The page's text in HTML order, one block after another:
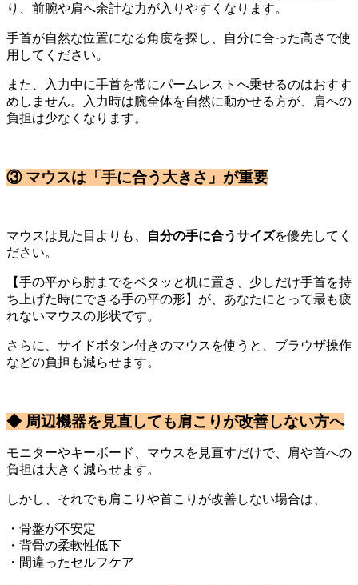
り、前腕や肩へ余計な力が入りやすくなります。
手首が自然な位置になる角度を探し、自分に合った高さで使
用してください。
また、入力中に手首を常にパームレストへ乗せるのはおすす
めしません。入力時は腕全体を自然に動かせる方が、肩への
負担は少なくなります。
③ マウスは「手に合う大きさ」が重要
マウスは見た目よりも、 自分の手に合うサイズを優先してく
ださい。
【手の平から肘までをベタッと机に置き、少しだけ手首を持
ち上げた時にできる手の平の形】が、あなたにとって最も疲
れないマウスの形状です。
さらに、サイドボタン付きのマウスを使うと、ブラウザ操作
などの負担も減らせます。
◆ 周辺機器を見直しても肩こりが改善しない方へ
モニターやキーボード、マウスを見直すだけで、肩や首への
負担は大きく減らせます。
しかし、それでも肩こりや首こりが改善しない場合は、
・骨盤が不安定
・背骨の柔軟性低下
・間違ったセルフケア